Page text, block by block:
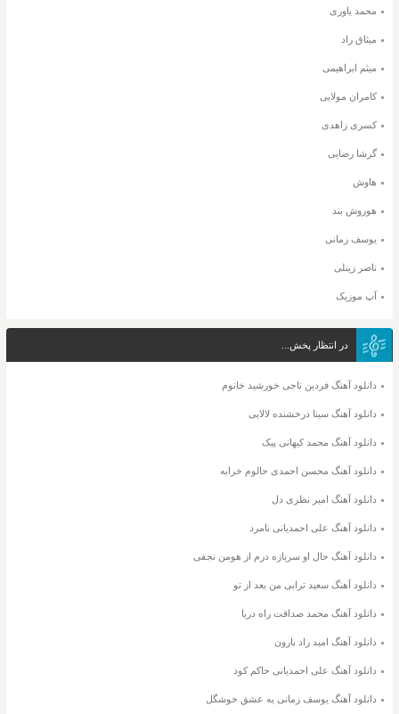
محمد یاوری
میثاق راد
میثم ابراهیمی
کامران مولایی
کسری زاهدی
گرشا رضایی
هاوش
هوروش بند
یوسف زمانی
ناصر زینلی
آپ موزیک
در انتظار پخش...
دانلود آهنگ فردین ناجی خورشید خانوم
دانلود آهنگ سینا درخشنده لالایی
دانلود آهنگ محمد کیهانی پیک
دانلود آهنگ محسن احمدی حالوم خرابه
دانلود آهنگ امیر نظری دل
دانلود آهنگ علی احمدیانی نامرد
دانلود آهنگ حال او سربازه درم از هومن نجفی
دانلود آهنگ سعید ترابی من بعد از تو
دانلود آهنگ محمد صداقت راه دریا
دانلود آهنگ امید راد بارون
دانلود آهنگ علی احمدیانی حاکم کود
دانلود آهنگ یوسف زمانی یه عشق خوشگل